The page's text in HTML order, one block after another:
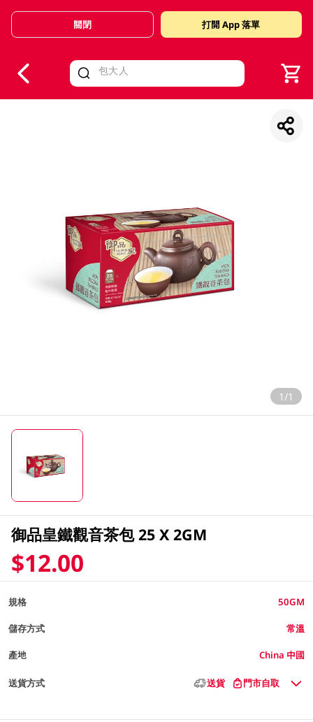
Valid Until 30 June 2026
關閉 打開 App 落單
1/1
御品皇鐵觀音茶包 25 X 2GM
$12.00
規格 50GM
儲存方式 常溫
產地 China 中國
送貨方式 送貨 門市自取